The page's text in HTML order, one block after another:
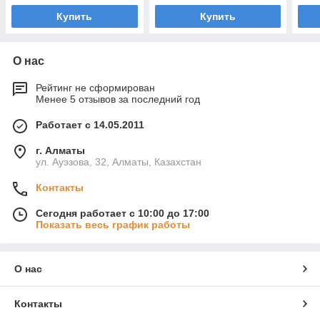
Купить Купить
О нас
Рейтинг не сформирован
Менее 5 отзывов за последний год
Работает с 14.05.2011
г. Алматы
ул. Ауэзова, 32, Алматы, Казахстан
Контакты
Сегодня работает с 10:00 до 17:00
Показать весь график работы
О нас
Контакты